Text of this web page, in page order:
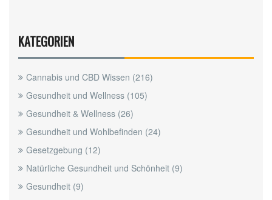
KATEGORIEN
Cannabis und CBD Wissen (216)
Gesundheit und Wellness (105)
Gesundheit & Wellness (26)
Gesundheit und Wohlbefinden (24)
Gesetzgebung (12)
Natürliche Gesundheit und Schönheit (9)
Gesundheit (9)